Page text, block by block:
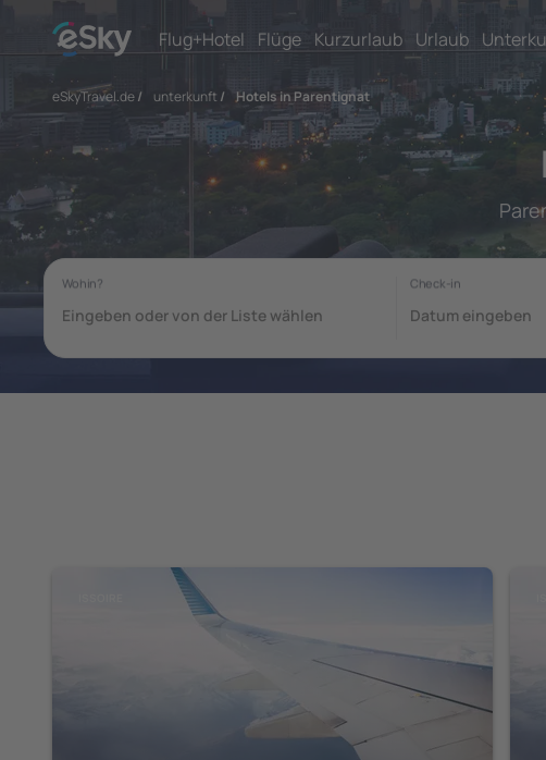
Flug+Hotel Flüge Kurzurlaub Urlaub
eSkyTravel.de/ unterkunft / Hotels in Parentignat